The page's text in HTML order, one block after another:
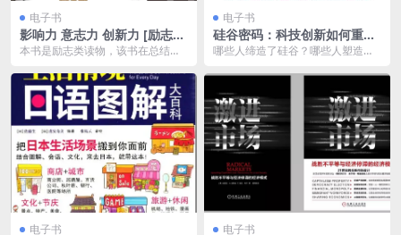
电子书
影响力 意志力 创新力 [ 励志成
功] [pdf+全格式]
本书是励志类读物，该书在总结众
深入地揭示了影响力、...
电子书
硅谷密码：科技创新如何重塑
美国 [ 历史传记] [pdf+全格式]
哪些人缔造了硅谷？哪些人塑造了
个真实的幕后故事。它...
电子书 电子书